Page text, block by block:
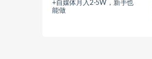
+自媒体月入2-5W，新手也
能做